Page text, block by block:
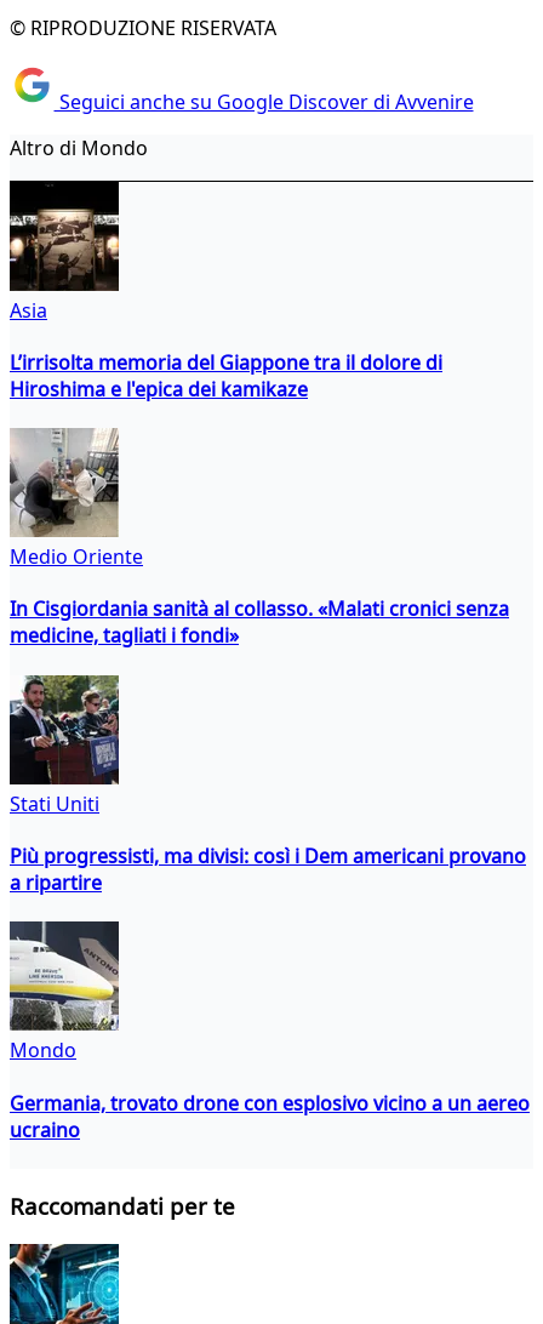
© RIPRODUZIONE RISERVATA
Seguici anche su Google Discover di Avvenire
Altro di Mondo
Asia
L’irrisolta memoria del Giappone tra il dolore di
Hiroshima e l'epica dei kamikaze
Medio Oriente
In Cisgiordania sanità al collasso. «Malati cronici senza
medicine, tagliati i fondi»
Stati Uniti
Più progressisti, ma divisi: così i Dem americani provano
a ripartire
Mondo
Germania, trovato drone con esplosivo vicino a un aereo
ucraino
Raccomandati per te